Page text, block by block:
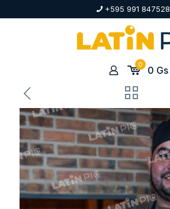
+595 991 847528
0 0 Gs